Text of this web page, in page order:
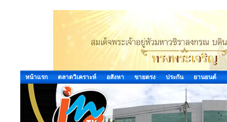
หน้าแรก ตลาดวิเคราะห์ อสังหา ขายตรง ประกัน ยานยนต์